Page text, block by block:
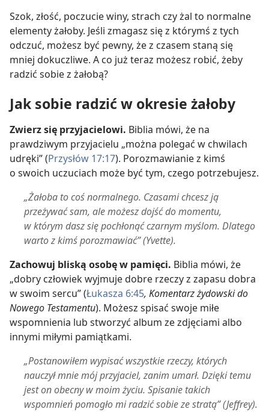
Szok, złość, poczucie winy, strach czy żal to normalne
elementy żałoby. Jeśli zmagasz się z którymś z tych
odczuć, możesz być pewny, że z czasem staną się
mniej dokuczliwe. A co już teraz możesz robić, żeby
radzić sobie z żałobą?
Jak sobie radzić w okresie żałoby
Zwierz się przyjacielowi. Biblia mówi, że na
prawdziwym przyjacielu „można polegać w chwilach
udręki” (Przysłów 17:17). Porozmawianie z kimś
o swoich uczuciach może być tym, czego potrzebujesz.
„Żałoba to coś normalnego. Czasami chcesz ją
przeżywać sam, ale możesz dojść do momentu,
w którym dasz się pochłonąć czarnym myślom. Dlatego
warto z kimś porozmawiać” (Yvette).
Zachowuj bliską osobę w pamięci. Biblia mówi, że
„dobry człowiek wyjmuje dobre rzeczy z zapasu dobra
w swoim sercu” (Łukasza 6:45, Komentarz żydowski do
Nowego Testamentu). Możesz spisać swoje miłe
wspomnienia lub stworzyć album ze zdjęciami albo
innymi miłymi pamiątkami.
„Postanowiłem wypisać wszystkie rzeczy, których
nauczył mnie mój przyjaciel, zanim umarł. Dzięki temu
jest on obecny w moim życiu. Spisanie takich
wspomnień pomogło mi radzić sobie ze stratą” (Jeffrey).